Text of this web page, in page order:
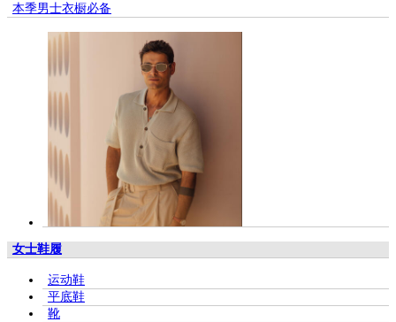
本季男士衣橱必备
女士鞋履
运动鞋
平底鞋
靴